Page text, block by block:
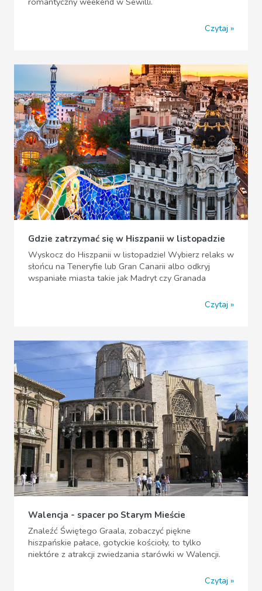
Czytaj
Gdzie zatrzymać się w Hiszpanii w listopadzie
Wyskocz do Hiszpanii w listopadzie! Wybierz relaks w
słońcu na Teneryfie lub Gran Canarii albo odkryj
wspaniałe miasta takie jak Madryt czy Granada
Czytaj
Walencja - spacer po Starym Mieście
Znaleźć Świętego Graala, zobaczyć piękne
hiszpańskie pałace, gotyckie kościoły, to tylko
niektóre z atrakcji zwiedzania starówki w Walencji.
Czytaj